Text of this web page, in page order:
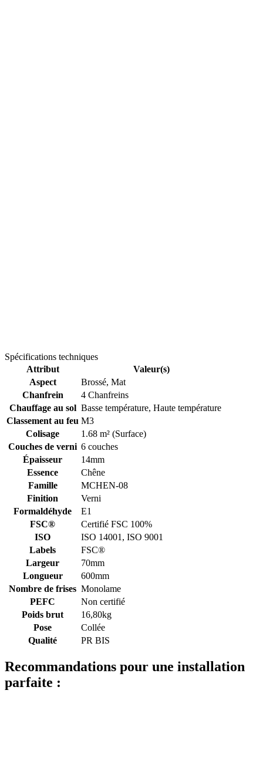
Spécifications techniques
Attribut
Valeur(s)
Aspect
Brossé, Mat
Chanfrein
4 Chanfreins
Chauffage au sol Basse température, Haute température
Classement au feu M3
Colisage
1.68 m² (Surface)
Couches de verni 6 couches
Épaisseur
14mm
Essence
Chêne
Famille
MCHEN-08
Finition
Verni
Formaldéhyde
E1
FSC®
Certifié FSC 100%
ISO
ISO 14001, ISO 9001
Labels
FSC®
Largeur
70mm
Longueur
600mm
Nombre de frises Monolame
PEFC
Non certifié
Poids brut
16,80kg
Pose
Collée
Qualité
PR BIS
Recommandations pour une installation
parfaite :